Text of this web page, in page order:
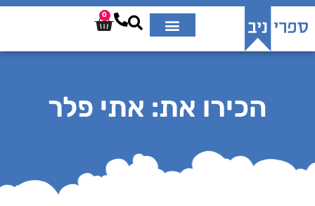
0
הכירו את: אתי פלר